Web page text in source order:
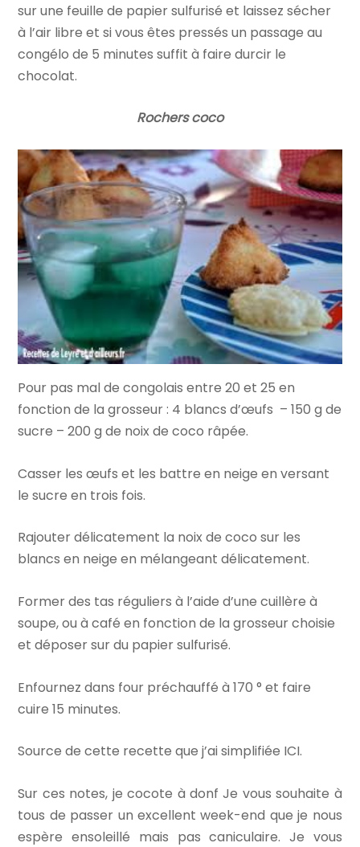
sur une feuille de papier sulfurisé et laissez sécher
à l’air libre et si vous êtes pressés un passage au
congélo de 5 minutes suffit à faire durcir le
chocolat.
Rochers coco
Pour pas mal de congolais entre 20 et 25 en
fonction de la grosseur : 4 blancs d’œufs – 150 g de
sucre – 200 g de noix de coco râpée.
Casser les œufs et les battre en neige en versant
le sucre en trois fois.
Rajouter délicatement la noix de coco sur les
blancs en neige en mélangeant délicatement.
Former des tas réguliers à l’aide d’une cuillère à
soupe, ou à café en fonction de la grosseur choisie
et déposer sur du papier sulfurisé.
Enfournez dans four préchauffé à 170 ° et faire
cuire 15 minutes.
Source de cette recette que j’ai simplifiée ICI.
Sur ces notes, je cocote à donf Je vous souhaite à
tous de passer un excellent week-end que je nous
espère ensoleillé mais pas caniculaire. Je vous